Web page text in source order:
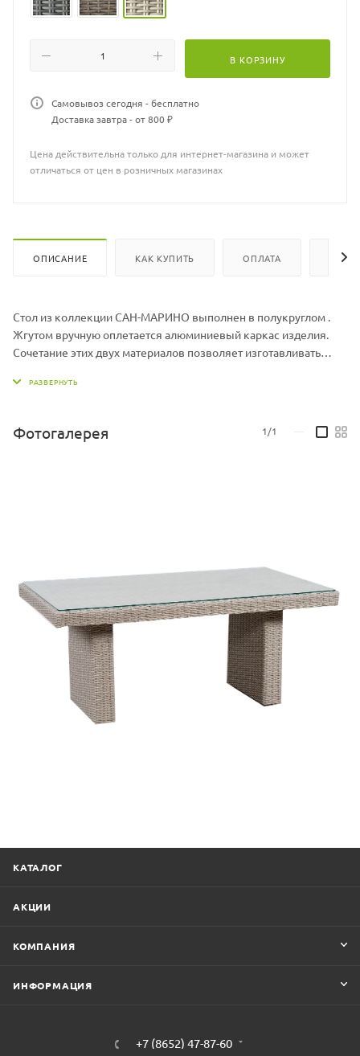
Столы САН-МАРИНО доступны в разных цветовых сочетаниях
В КОРЗИНУ
Самовывоз сегодня - бесплатно
Доставка завтра - от 800 ₽
Цена действительна только для интернет-магазина и может
отличаться от цен в розничных магазинах
ОПИСАНИЕ КАК КУПИТЬ ОПЛАТА
Cтол из коллекции САН-МАРИНО выполнен в полукруглом .
Жгутом вручную оплетается алюминиевый каркас изделия.
Сочетание этих двух материалов позволяет изготавливать
не выгорает на солнце и не боится влаги. Мебель из
Стол со стеклом САН-МАРИНО изготавливается в следующих
Фотогалерея 1/1
КАТАЛОГ
АКЦИИ
КОМПАНИЯ
ИНФОРМАЦИЯ
+7 (8652) 47-87-60